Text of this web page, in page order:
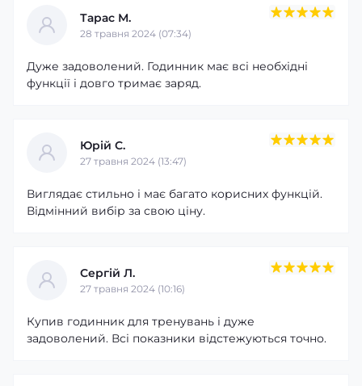
Тарас М.
28 травня 2024 (07:34)
Дуже задоволений. Годинник має всі необхідні
функції і довго тримає заряд.
Юрій С.
27 травня 2024 (13:47)
Виглядає стильно і має багато корисних функцій.
Відмінний вибір за свою ціну.
Сергій Л.
27 травня 2024 (10:16)
Купив годинник для тренувань і дуже
задоволений. Всі показники відстежуються точно.